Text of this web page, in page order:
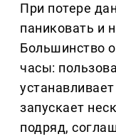
При потере
паниковать и
Большинство
часы:
запускает
подряд,